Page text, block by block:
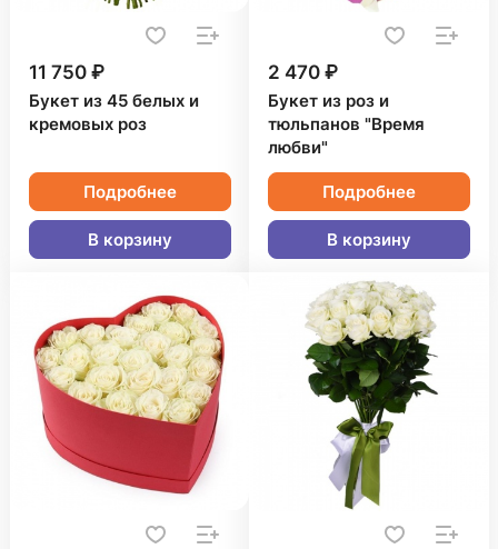
11 750 ₽
Букет из 45 белых и
кремовых роз
Подробнее
В корзину
2 470 ₽
Букет из роз и
тюльпанов "Время
любви"
Подробнее
В корзину